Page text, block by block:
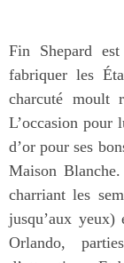
Fin Shepard
fabriquer les
charcuté moult
L’occasion pour
d’or pour ses
Maison
charriant les
jusqu’aux
Orlando,